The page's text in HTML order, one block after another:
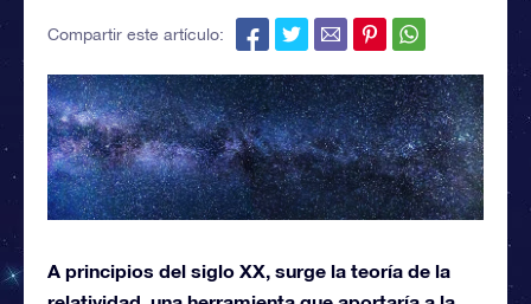
Compartir este artículo:
A principios del siglo XX, surge la teoría de la